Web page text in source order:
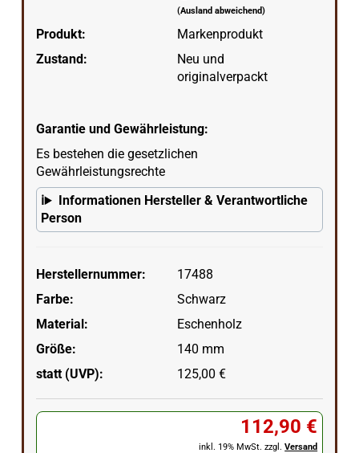
(Ausland abweichend)
Produkt:
Markenprodukt
Zustand:
Neu und
originalverpackt
Garantie und Gewährleistung:
Es bestehen die gesetzlichen
Gewährleistungsrechte
Informationen Hersteller & Verantwortliche
Person
Herstellernummer:
17488
Farbe:
Schwarz
Material:
Eschenholz
Größe:
140 mm
statt (UVP):
125,00 €
112,90 €
inkl. 19% MwSt. zzgl.Versand